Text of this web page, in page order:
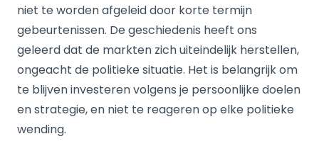
niet te worden afgeleid door korte termijn
gebeurtenissen. De geschiedenis heeft ons
geleerd dat de markten zich uiteindelijk herstellen,
ongeacht de politieke situatie. Het is belangrijk om
te blijven investeren volgens je persoonlijke doelen
en strategie, en niet te reageren op elke politieke
wending.